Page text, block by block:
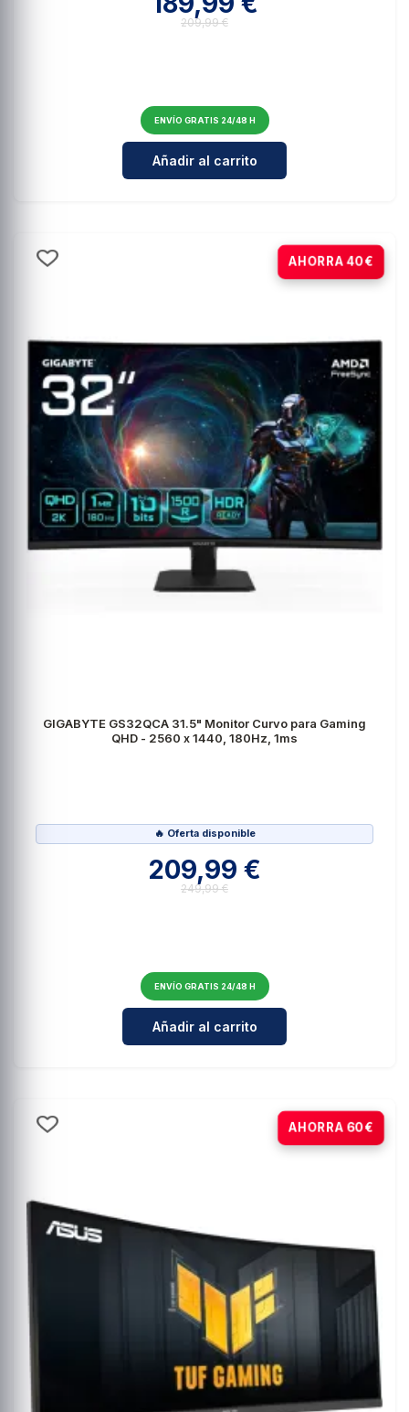
209,99 €
ENVÍO GRATIS 24/48 H
Cantidad para Dell Alienware
Añadir al carrito
AHORRA 40€
-16%
GIGABYTE GS32QCA 31.5" Monitor Curvo para Gaming
QHD - 2560 x 1440, 180Hz, 1ms
🔥 Oferta disponible
209,99 €
249,99 €
ENVÍO GRATIS 24/48 H
Cantidad para GIGABYTE
Añadir al carrito
AHORRA 60€
-20%